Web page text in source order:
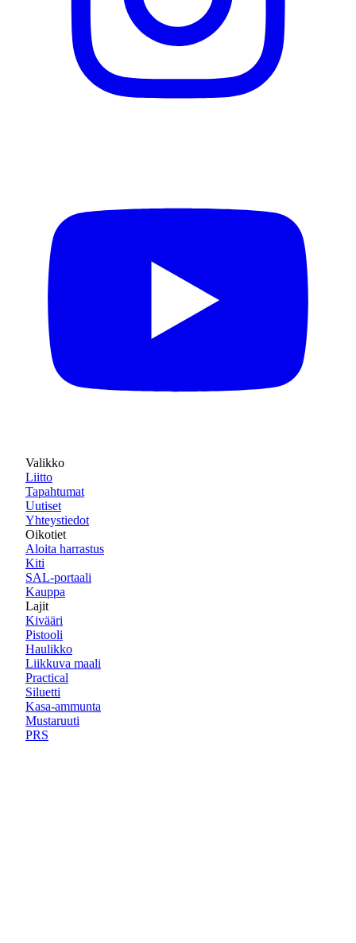
Valikko
Liitto
Tapahtumat
Uutiset
Yhteystiedot
Oikotiet
Aloita harrastus
Kiti
SAL-portaali
Kauppa
Lajit
Kivääri
Pistooli
Haulikko
Liikkuva maali
Practical
Siluetti
Kasa-ammunta
Mustaruuti
PRS